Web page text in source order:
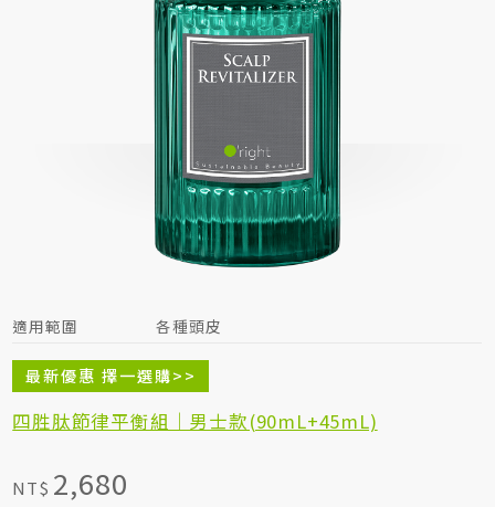
居家生活HOME系列
適用範圍 各種頭皮
最新優惠 擇一選購>>
四胜肽節律平衡組｜男士款(90mL+45mL)
NT$ 2,680